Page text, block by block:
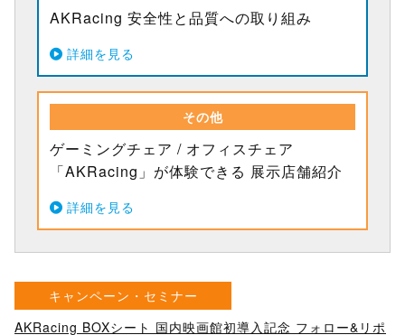
AKRacing 安全性と品質への取り組み
詳細を見る
その他
ゲーミングチェア / オフィスチェア
「AKRacing」が体験できる 展示店舗紹介
詳細を見る
キャンペーン・セミナー
AKRacing BOXシート 国内映画館初導入記念 フォロー&リポ